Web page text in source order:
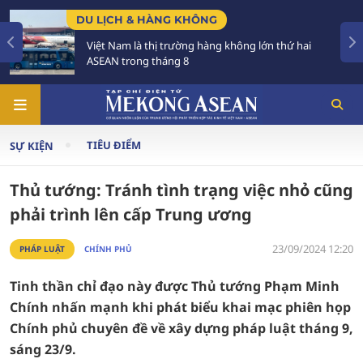
DU LỊCH & HÀNG KHÔNG
Việt Nam là thị trường hàng không lớn thứ hai
ASEAN trong tháng 8
SỰ KIỆN TIÊU ĐIỂM
Thủ tướng: Tránh tình trạng việc nhỏ cũng
phải trình lên cấp Trung ương
PHÁP LUẬT CHÍNH PHỦ 23/09/2024 12:20
Tinh thần chỉ đạo này được Thủ tướng Phạm Minh
Chính nhấn mạnh khi phát biểu khai mạc phiên họp
Chính phủ chuyên đề về xây dựng pháp luật tháng 9,
sáng 23/9.